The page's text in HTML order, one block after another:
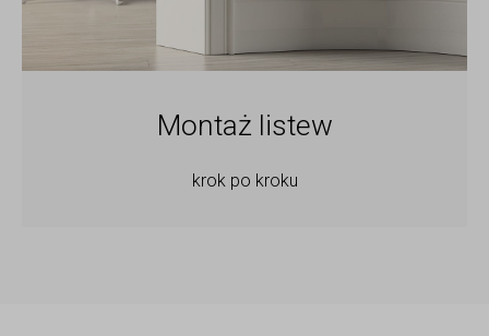
Montaż listew
krok po kroku